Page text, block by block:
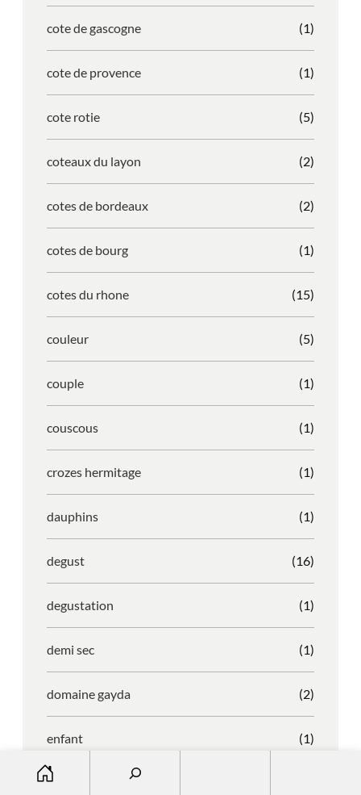
cote de gascogne (1)
cote de provence (1)
cote rotie (5)
coteaux du layon (2)
cotes de bordeaux (2)
cotes de bourg (1)
cotes du rhone (15)
couleur (5)
couple (1)
couscous (1)
crozes hermitage (1)
dauphins (1)
degust (16)
degustation (1)
demi sec (1)
domaine gayda (2)
enfant (1)
entreprise